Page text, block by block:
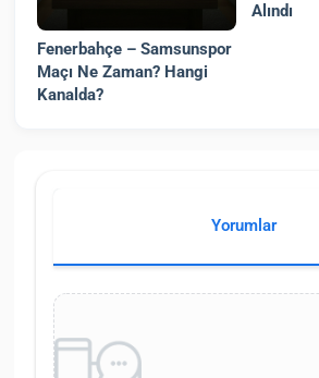
Fenerbahçe – Samsunspor
Maçı Ne Zaman? Hangi
Kanalda?
Alındı
Yorumlar